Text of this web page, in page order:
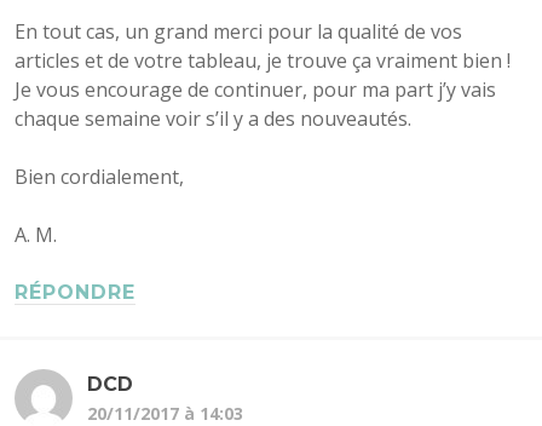
En tout cas, un grand merci pour la qualité de vos
articles et de votre tableau, je trouve ça vraiment bien !
Je vous encourage de continuer, pour ma part j’y vais
chaque semaine voir s’il y a des nouveautés.
Bien cordialement,
A. M.
RÉPONDRE
DCD
20/11/2017 à 14:03